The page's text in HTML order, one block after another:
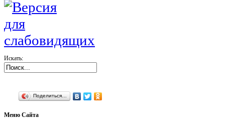
Искать:
Поделиться…
Меню Сайта